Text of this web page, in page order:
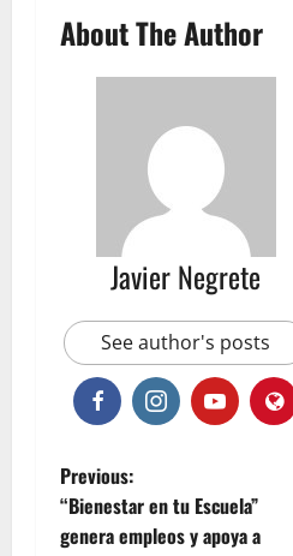
About The Author
Javier Negrete
See author's posts
P
o
Previous:
“Bienestar en tu Escuela”
genera empleos y apoya a